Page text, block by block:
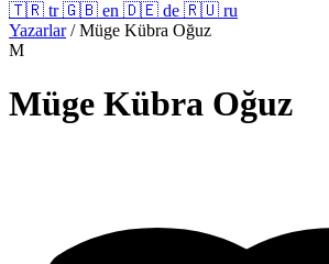
🇹🇷 tr 🇬🇧 en 🇩🇪 de 🇷🇺 ru
Yazarlar / Müge Kübra Oğuz
M
Müge Kübra Oğuz